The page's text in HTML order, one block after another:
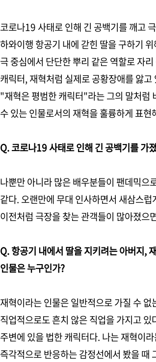
코로나19 사태로 인해 긴 공백기를 깨고
하와이행 항공기 내에 갇힌 딸을 구하기
극 중심에서 단단한 뿌리 같은 역할로 자
캐릭터, 재혁처럼 실제로 공황장애를 앓
"재혁은 평범한 캐릭터"라는 그의 말처럼
수 있는 인물로서의 재혁을 훌륭하게 표현
Q. 코로나19 사태로 인해 긴 공백기를 가
나뿐만 아니라 많은 배우분들이 팬데믹으
같다. 오랜만에 무대 인사하면서 새삼스
이전처럼 극장을 찾는 관객들이 많아졌으
Q. 항공기 내에서 딸을 지키려는 아버지,
인물은 누구인가?
재혁이라는 인물은 일반적으로 가질 수
직업적으로도 흔치 않은 직업을 가지고
주변에 있을 법한 캐릭터다. 나는 재혁이
즉각적으로 반응하는 감정선에서 봤을 때